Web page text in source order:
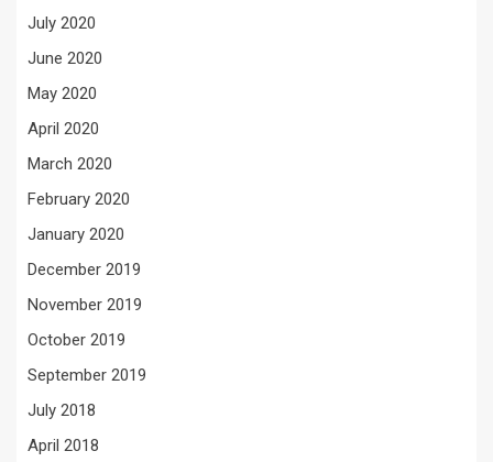
July 2020
June 2020
May 2020
April 2020
March 2020
February 2020
January 2020
December 2019
November 2019
October 2019
September 2019
July 2018
April 2018